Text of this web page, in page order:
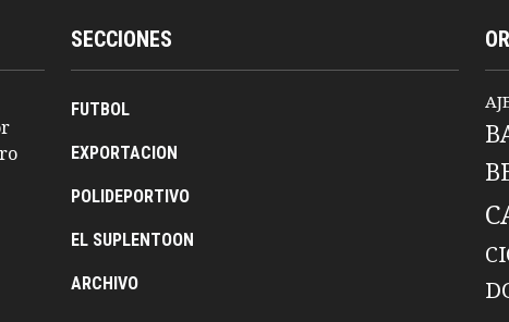
SECCIONES
FUTBOL
EXPORTACION
POLIDEPORTIVO
EL SUPLENTOON
ARCHIVO